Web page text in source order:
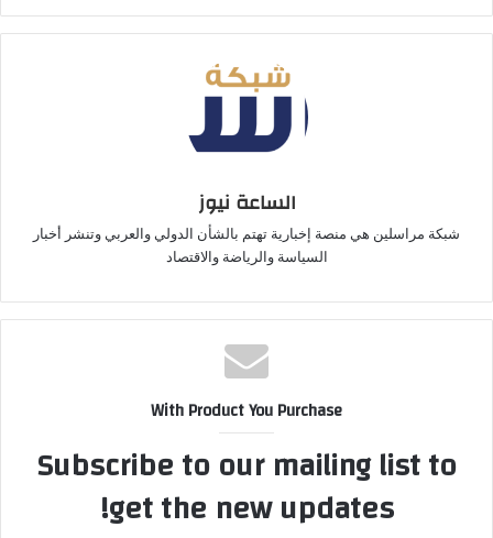
الساعة نيوز
شبكة مراسلين هي منصة إخبارية تهتم بالشأن الدولي والعربي وتنشر أخبار
السياسة والرياضة والاقتصاد
With Product You Purchase
Subscribe to our mailing list to
get the new updates!